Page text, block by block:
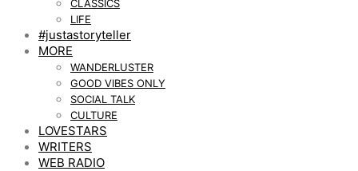
CLASSICS
LIFE
#justastoryteller
MORE
WANDERLUSTER
GOOD VIBES ONLY
SOCIAL TALK
CULTURE
LOVESTARS
WRITERS
WEB RADIO